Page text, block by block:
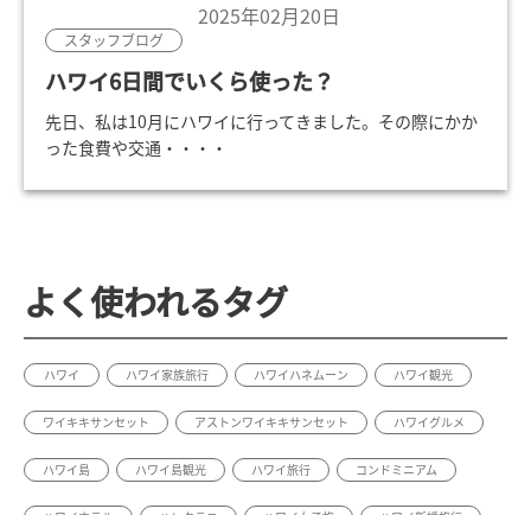
2025年02月20日
スタッフブログ
ハワイ6日間でいくら使った？
先日、私は10月にハワイに行ってきました。その際にかか
った食費や交通・・・・
よく使われるタグ
ハワイ ハワイ家族旅行 ハワイハネムーン ハワイ観光
ワイキキサンセット アストンワイキキサンセット ハワイグルメ
ハワイ島 ハワイ島観光 ハワイ旅行 コンドミニアム